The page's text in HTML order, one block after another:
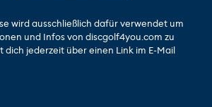
wird ausschließlich dafür verwendet um
und Infos von discgolf4you.com zu
dich jederzeit über einen Link im E-Mail